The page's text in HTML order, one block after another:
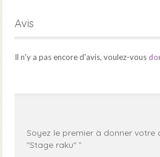
Avis
Il n'y a pas encore d'avis, voulez-vous
Soyez le premier à donner votre
"Stage raku" ”